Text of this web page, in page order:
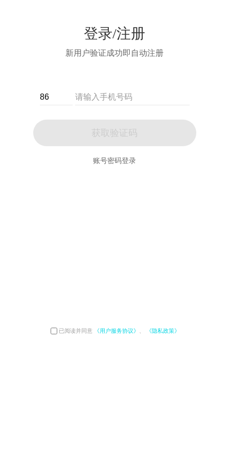
登录/注册
新用户验证成功即自动注册
获取验证码
账号密码登录
已阅读并同意 《用户服务协议》 《隐私政策》